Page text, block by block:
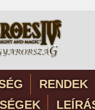
RENDEK